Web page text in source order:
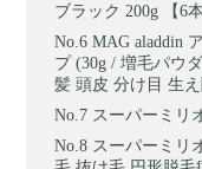
ブラック 200g 【6
MAG aladdin
プ (30g / 増毛パウ
髪 頭皮 分け目 生
スーパーミリ
スーパーミリ